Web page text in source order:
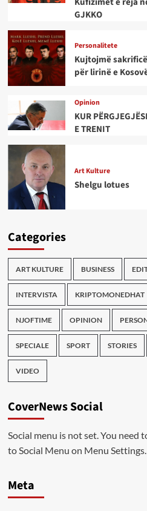
GJKKO
Personalitete
Kujtojmë
për lirinë e
Opinion
KUR
E TRENIT
Art Kulture
Shelgu lotues
Categories
ART KULTURE BUSINESS
INTERVISTA KRIPTOMONEDHAT
NJOFTIME OPINION
SPECIALE SPORT STORIES
VIDEO
CoverNews Social
Social menu is not set. You need
to Social Menu on Menu Settings.
Meta